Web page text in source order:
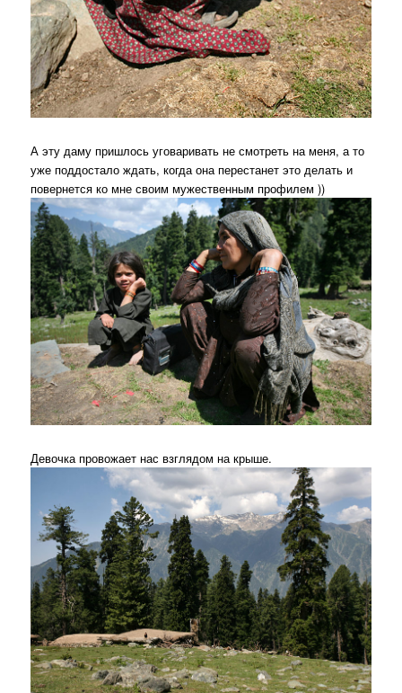
А эту даму пришлось уговаривать не смотреть на меня, а то
уже поддостало ждать, когда она перестанет это делать и
повернется ко мне своим мужественным профилем ))
Девочка провожает нас взглядом на крыше.